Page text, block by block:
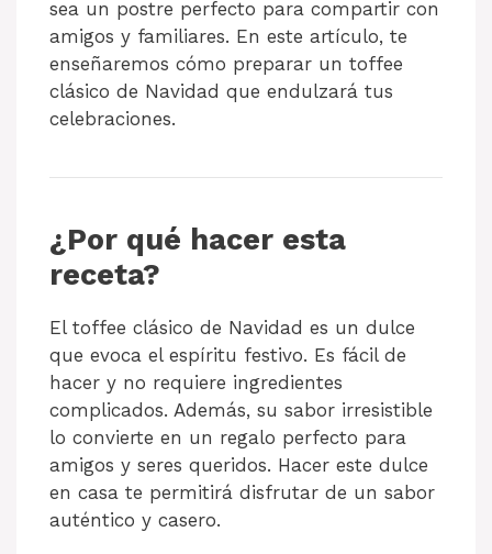
sea un postre perfecto para compartir con
amigos y familiares. En este artículo, te
enseñaremos cómo preparar un toffee
clásico de Navidad que endulzará tus
celebraciones.
¿Por qué hacer esta
receta?
El toffee clásico de Navidad es un dulce
que evoca el espíritu festivo. Es fácil de
hacer y no requiere ingredientes
complicados. Además, su sabor irresistible
lo convierte en un regalo perfecto para
amigos y seres queridos. Hacer este dulce
en casa te permitirá disfrutar de un sabor
auténtico y casero.